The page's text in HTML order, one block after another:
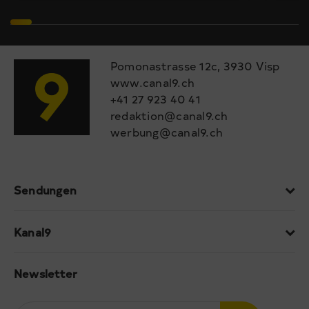
Pomonastrasse 12c, 3930 Visp
www.canal9.ch
+41 27 923 40 41
redaktion@canal9.ch
werbung@canal9.ch
Sendungen
Kanal9
Newsletter